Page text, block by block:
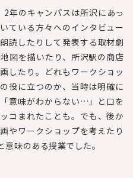
年のキャンパスは所沢にあっ
ている方々へのインタビュー
読したりして発表する取材劇
図を描いたり、所沢駅の商店
したり。どれもワークショッ
役に立つのか、当時は明確に
意味がわからない…」と口を
コまれたことも。でも、後か
やワークショップを考えたり
味のある授業でした。